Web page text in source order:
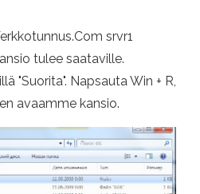
srvr1
tulee saataville.
"Suorita". Napsauta Win + R,
avaamme kansio.